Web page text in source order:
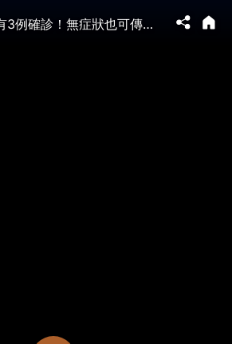
林曉旭：再有3例確診！無症狀也可傳染？漢坦病毒可能是下一個新冠嗎？民眾如何預防？｜ 方菲播客 ｜漢坦病毒